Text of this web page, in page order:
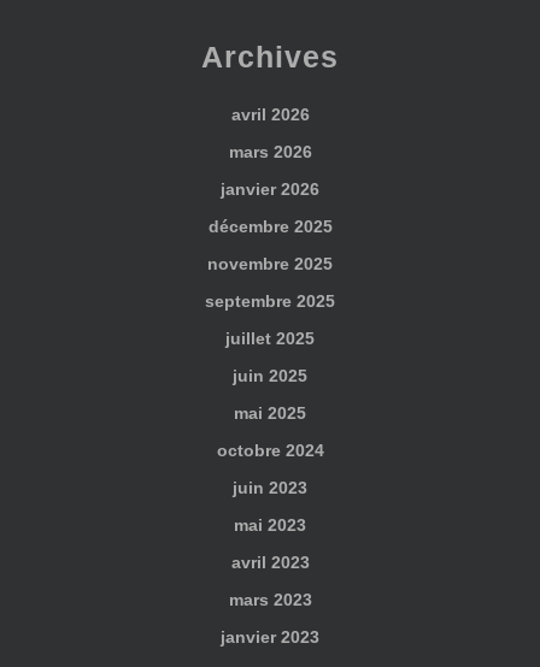
Archives
avril 2026
mars 2026
janvier 2026
décembre 2025
novembre 2025
septembre 2025
juillet 2025
juin 2025
mai 2025
octobre 2024
juin 2023
mai 2023
avril 2023
mars 2023
janvier 2023